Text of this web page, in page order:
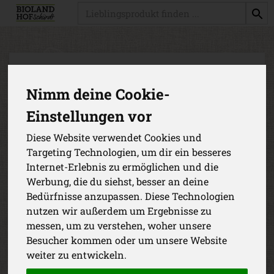
Nimm deine Cookie-
Einstellungen vor
Diese Website verwendet Cookies und
Targeting Technologien, um dir ein besseres
Internet-Erlebnis zu ermöglichen und die
Werbung, die du siehst, besser an deine
Bedürfnisse anzupassen. Diese Technologien
nutzen wir außerdem um Ergebnisse zu
messen, um zu verstehen, woher unsere
Besucher kommen oder um unsere Website
weiter zu entwickeln.
FrühlingsBlatz 500g